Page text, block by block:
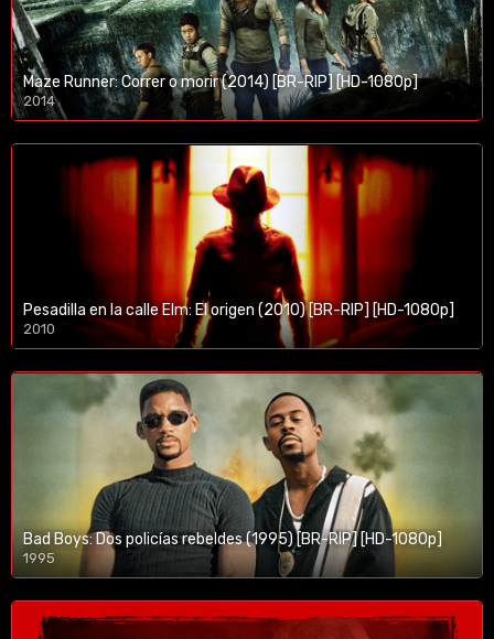
Maze Runner: Correr o morir (2014) [BR-RIP] [HD-1080p]
2014
1080p/720p
Pesadilla en la calle Elm: El origen (2010) [BR-RIP] [HD-1080p]
2010
1080p/720p
Bad Boys: Dos policías rebeldes (1995) [BR-RIP] [HD-1080p]
1995
1080p/720p